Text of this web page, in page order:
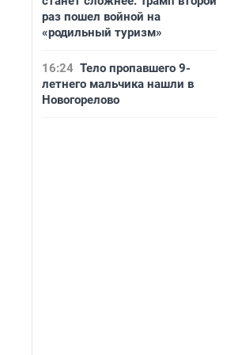
раз пошел войной на
«родильный туризм»
16:24 Тело пропавшего 9-
летнего мальчика нашли в
Новогорелово